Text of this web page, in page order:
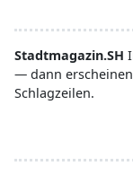
Stadtmagazin.SH
— dann
Schlagzeilen.